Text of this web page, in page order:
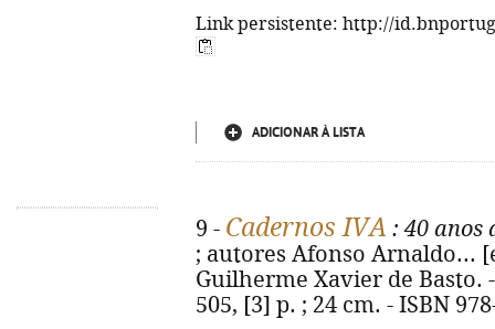
Link persistente: http://
ADICIONAR À LISTA
9 - Cadernos IVA : 40 anos
; autores Afonso Arnaldo...
Guilherme Xavier de Basto.
505, [3] p. ; 24 cm. - ISBN